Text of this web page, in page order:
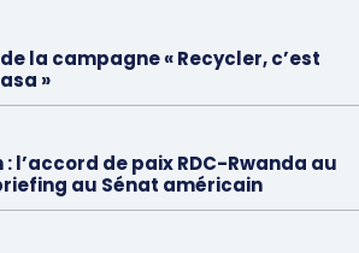
la campagne « Recycler, c’est
»
l’accord de paix RDC-Rwanda au
au Sénat américain